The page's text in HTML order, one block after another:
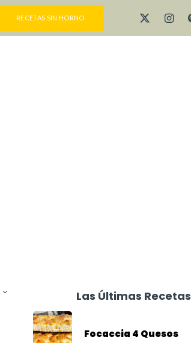
RECETAS SIN HORNO
Las Últimas Recetas
Focaccia 4 Quesos